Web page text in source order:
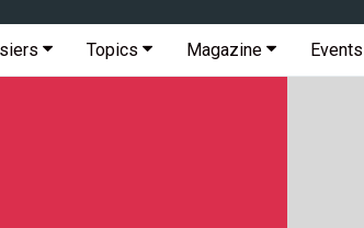
Topics Magazine Events